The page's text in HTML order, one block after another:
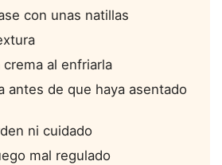
con unas natillas
al enfriarla
antes de que haya asentado
ni cuidado
mal regulado